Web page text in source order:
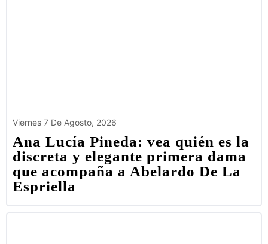
Viernes 7 De Agosto, 2026
Ana Lucía Pineda: vea quién es la
discreta y elegante primera dama
que acompaña a Abelardo De La
Espriella